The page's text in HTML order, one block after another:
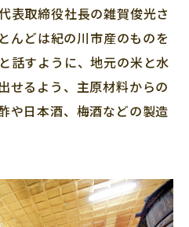
表取締役社長の雑賀俊光さ
んどは紀の川市産のものを
話すように、地元の米と水
せるよう、主原材料からの
や日本酒、梅酒などの製造